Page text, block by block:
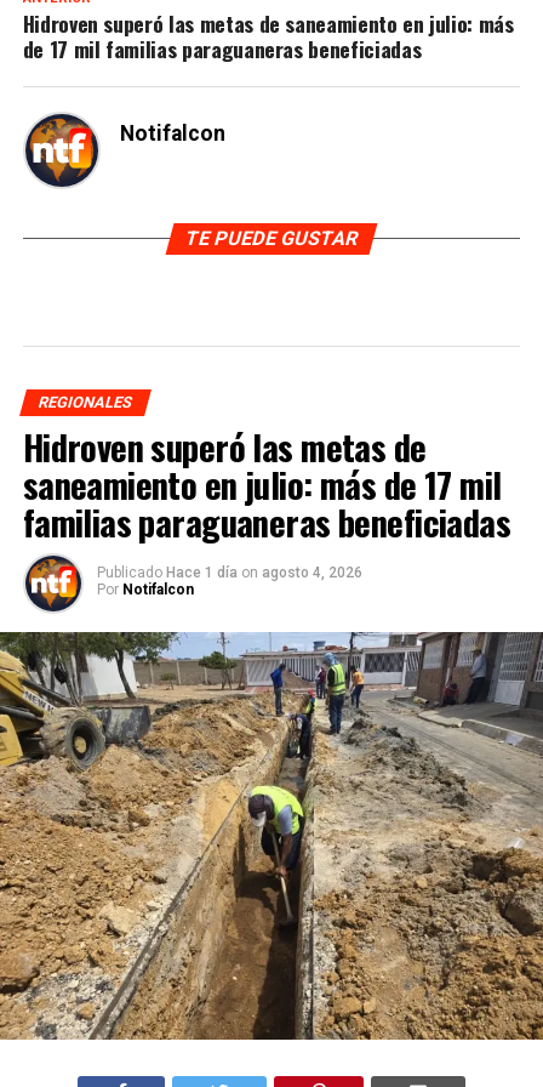
Hidroven superó las metas de saneamiento en julio: más
de 17 mil familias paraguaneras beneficiadas
Notifalcon
TE PUEDE GUSTAR
REGIONALES
Hidroven superó las metas de
saneamiento en julio: más de 17 mil
familias paraguaneras beneficiadas
Publicado Hace 1 día on agosto 4, 2026
Por Notifalcon